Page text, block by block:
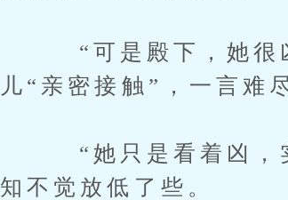
“可是殿下，她很凶
儿“亲密接触”，一言难
“她只是看着凶，实
知不觉放低了些。